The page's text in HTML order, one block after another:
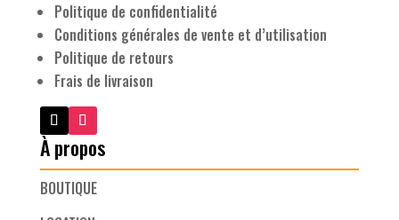
Politique de confidentialité
Conditions générales de vente et d’utilisation
Politique de retours
Frais de livraison
À propos
BOUTIQUE